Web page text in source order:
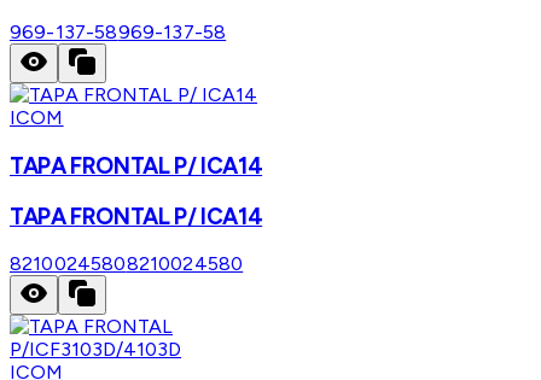
969-137-58969-137-58
ICOM
TAPA FRONTAL P/ ICA14
TAPA FRONTAL P/ ICA14
82100245808210024580
ICOM